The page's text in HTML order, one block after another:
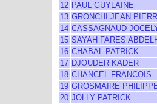
12 PAUL GUYLAINE
13 GRONCHI JEAN
14 CASSAGNAUD
15 SAYAH FARES
16 CHABAL PATRICK
17 DJOUDER KADER
18 CHANCEL FRANCOIS
19 GROSMAIRE
20 JOLLY PATRICK